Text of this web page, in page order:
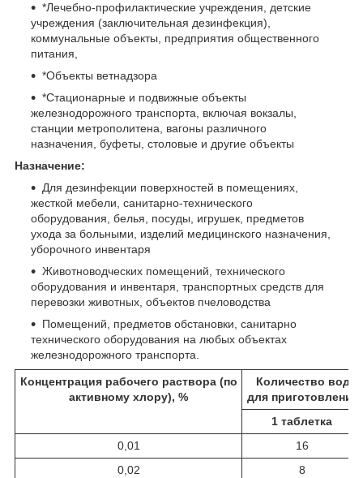
*Лечебно-профилактические учреждения, детские
учреждения (заключительная дезинфекция),
коммунальные объекты, предприятия общественного
питания,
*Объекты ветнадзора
*Стационарные и подвижные объекты
железнодорожного транспорта, включая вокзалы,
станции метрополитена, вагоны различного
назначения, буфеты, столовые и другие объекты
Назначение:
Для дезинфекции поверхностей в помещениях,
жесткой мебели, санитарно-технического
оборудования, белья, посуды, игрушек, предметов
ухода за больными, изделий медицинского назначения,
уборочного инвентаря
Животноводческих помещений, технического
оборудования и инвентаря, транспортных средств для
перевозки животных, объектов пчеловодства
Помещений, предметов обстановки, санитарно
технического оборудования на любых объектах
железнодорожного транспорта.
Концентрация рабочего раствора (по
активному хлору), %
Количество воды
для
1 таблетка
0,01
16
0,02
8